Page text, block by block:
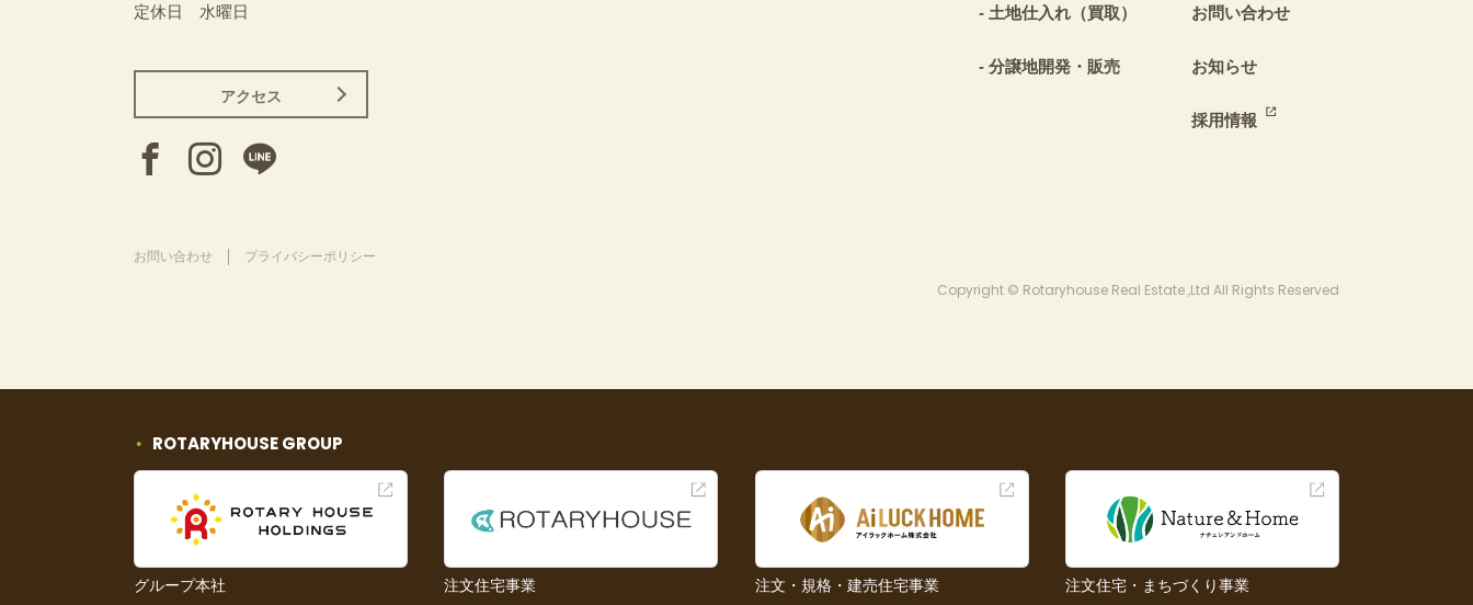
土地仕入れ（買取）
分譲地開発・販売
お問い合わせ
お知らせ
採用情報
定休日 水曜日
アクセス
お問い合わせ プライバシーポリシー
Copyright © Rotaryhouse Real Estate.,Ltd All Rights Reserved
ROTARYHOUSE GROUP
グループ本社 注文住宅事業 注文・規格・建売住宅事業 注文住宅・まちづくり事業